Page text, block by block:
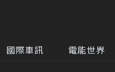
國際車訊 電能世界